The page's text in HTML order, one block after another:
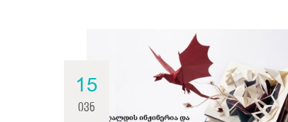
15
ივნ